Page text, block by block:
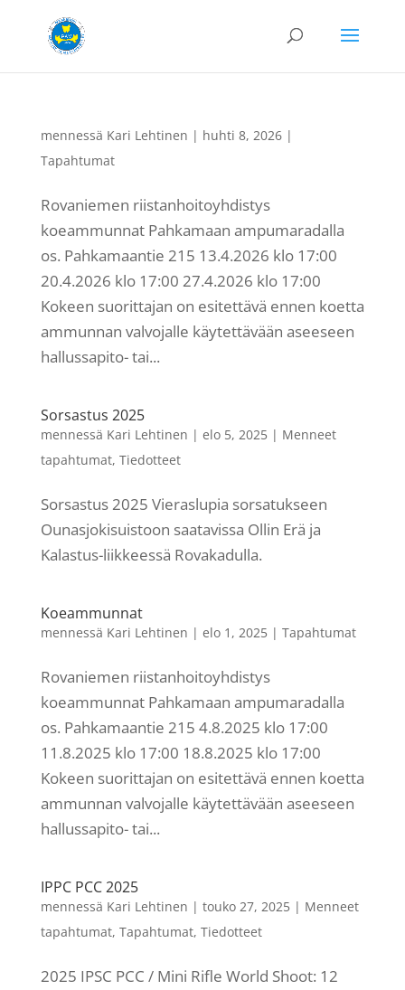
mennessä Kari Lehtinen | huhti 8, 2026|
Tapahtumat
Rovaniemen riistanhoitoyhdistys
koeammunnat Pahkamaan ampumaradalla
os. Pahkamaantie 215 13.4.2026 klo 17:00
20.4.2026 klo 17:00 27.4.2026 klo 17:00
Kokeen suorittajan on esitettävä ennen koetta
ammunnan valvojalle käytettävään aseeseen
hallussapito- tai...
Sorsastus 2025
mennessä Kari Lehtinen | elo 5, 2025| Menneet
tapahtumat, Tiedotteet
Sorsastus 2025 Vieraslupia sorsatukseen
Ounasjokisuistoon saatavissa Ollin Erä ja
Kalastus-liikkeessä Rovakadulla.
Koeammunnat
mennessä Kari Lehtinen | elo 1, 2025| Tapahtumat
Rovaniemen riistanhoitoyhdistys
koeammunnat Pahkamaan ampumaradalla
os. Pahkamaantie 215 4.8.2025 klo 17:00
11.8.2025 klo 17:00 18.8.2025 klo 17:00
Kokeen suorittajan on esitettävä ennen koetta
ammunnan valvojalle käytettävään aseeseen
hallussapito- tai...
IPPC PCC 2025
mennessä Kari Lehtinen | touko 27, 2025| Menneet
tapahtumat, Tapahtumat, Tiedotteet
2025 IPSC PCC / Mini Rifle World Shoot: 12